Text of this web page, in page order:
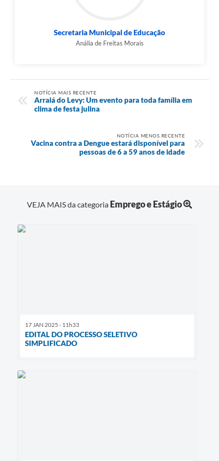
Secretaria Municipal de Educação
Anália de Freitas Morais
NOTÍCIA MAIS RECENTE
Arraiá do Levy: Um evento para toda família em
clima de festa julina
NOTÍCIA MENOS RECENTE
Vacina contra a Dengue estará disponível para
pessoas de 6 a 59 anos de idade
VEJA MAIS da categoria Emprego e Estágio
17 JAN 2025 - 11h33
EDITAL DO PROCESSO SELETIVO
SIMPLIFICADO